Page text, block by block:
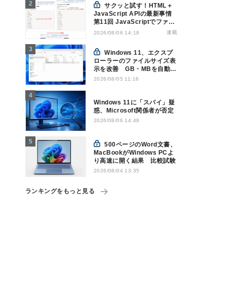
サクッと試す！HTML＋
JavaScript APIの最新事情
第11回 JavaScriptでファイ
ル管理！Origin Private File
2026/08/06 14:18 連載
Windows 11、エクスプ
ローラーのファイルサイズ表
示を改善 GB・MBを自動表
示へ
2026/08/05 11:16
Windows 11に「スパイ」疑
惑、Microsoft関係者が否定
2026/08/06 14:48
500ページのWord文書、
MacBookがWindows PCよ
り高速に開く結果 比較試験
2026/08/04 13:35
ランキングをもっと見る